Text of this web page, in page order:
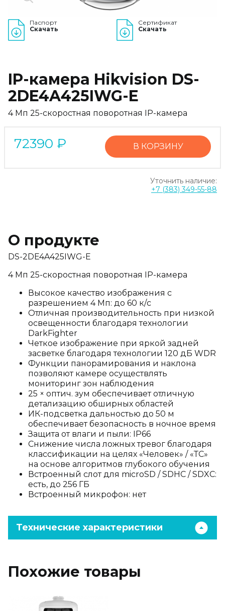
Паспорт
Скачать
Сертификат
Скачать
IP-камера Hikvision DS-
2DE4A425IWG-E
4 Мп 25-скоростная поворотная IP-камера
72390 ₽ В КОРЗИНУ
Уточнить наличие:
+7 (383) 349-55-88
О продукте
DS-2DE4A425IWG-E
4 Мп 25-скоростная поворотная IP-камера
Высокое качество изображения с
разрешением 4 Мп: до 60 к/с
Отличная производительность при низкой
освещенности благодаря технологии
DarkFighter
Четкое изображение при яркой задней
засветке благодаря технологии 120 дБ WDR
Функции панорамирования и наклона
позволяют камере осуществлять
мониторинг зон наблюдения
25 × оптич. зум обеспечивает отличную
детализацию обширных областей
ИК-подсветка дальностью до 50 м
обеспечивает безопасность в ночное время
Защита от влаги и пыли: IP66
Снижение числа ложных тревог благодаря
классификации на целях «Человек» / «ТС»
на основе алгоритмов глубокого обучения
Встроенный слот для microSD / SDHC / SDXC:
есть, до 256 ГБ
Встроенный микрофон: нет
Технические характеристики
Похожие товары